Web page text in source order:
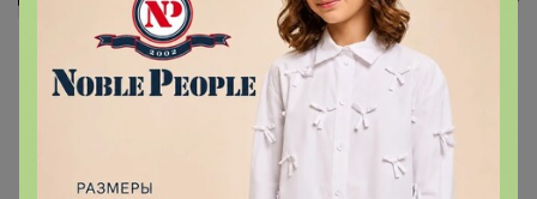
Как здесь все устроено?
Как получить?